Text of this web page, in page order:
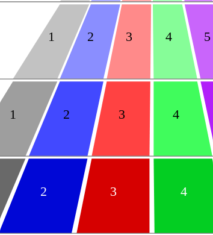
1 2 3 4 5
1 2 3 4
2 3 4